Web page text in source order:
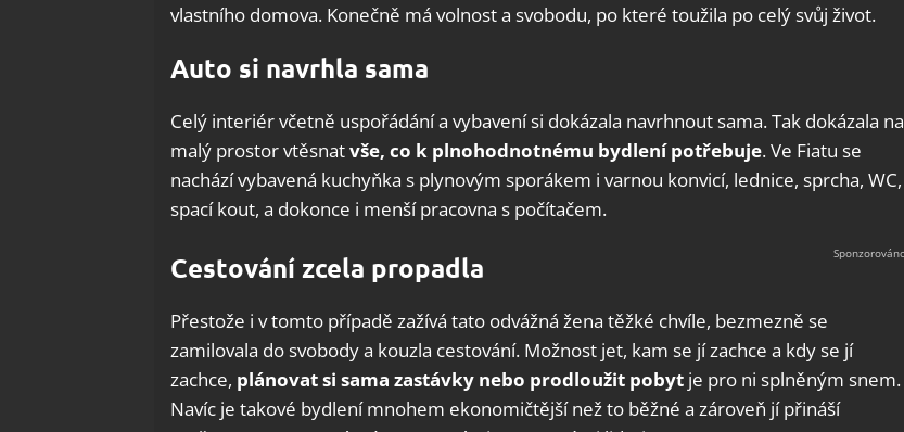
vlastního domova. Konečně má volnost a svobodu, po které toužila po celý svůj život.
Auto si navrhla sama
Celý interiér včetně uspořádání a vybavení si dokázala navrhnout sama. Tak dokázala na
malý prostor vtěsnatvše, co k plnohodnotnému bydlení potřebuje. Ve Fiatu se
nachází vybavená kuchyňka s plynovým sporákem i varnou konvicí, lednice, sprcha, WC,
spací kout, a dokonce i menší pracovna s počítačem.
Cestování zcela propadla
Přestože i v tomto případě zažívá tato odvážná žena těžké chvíle, bezmezně se
zamilovala do svobody a kouzla cestování. Možnost jet, kam se jí zachce a kdy se jí
zachce, plánovat si sama zastávky nebo prodloužit pobyt je pro ni splněným snem.
Navíc je takové bydlení mnohem ekonomičtější než to běžné a zároveň jí přináší